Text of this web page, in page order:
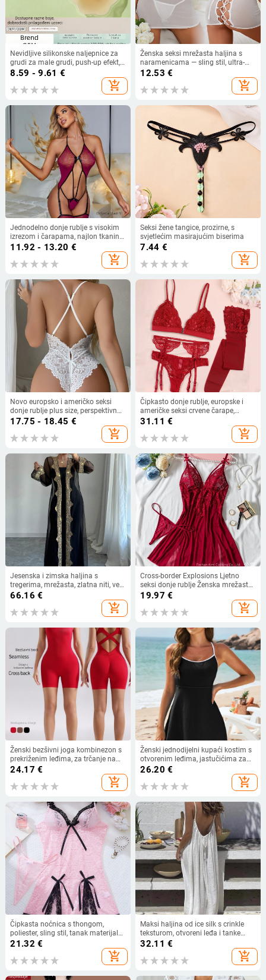
Nevidljive silikonske naljepnice za
grudi za male grudi, push-up efekt,
prozirni ulošci u grudnjak
8.59 - 9.61 €
add_shopping_cart
Ženska seksi mrežasta haljina s
naramenicama — sling stil, ultra-
tanki poliester, 90–95% glavnog
12.53 €
add_shopping_cart
Jednodelno donje rublje s visokim
izrezom i čarapama, najlon tkanina,
90–95% najlona, 161–180 g/m2,
dekolte koji otkriva grudi, proljeće
2025
11.92 - 13.20 €
add_shopping_cart
Seksi žene tangice, prozirne, s
svjetlećim masirajućim biserima
7.44 €
add_shopping_cart
Novo europsko i američko seksi
donje rublje plus size, perspektivno
seksi čipkasto otvoreno međunožje
s mašnom, spojeno donje rublje
17.75 - 18.45 €
add_shopping_cart
Čipkasto donje rublje, europske i
američke seksi crvene čarape,
podvezica, četverodijelno donje
rublje s prednjim gumbima, tange
31.11 €
add_shopping_cart
Jesenska i zimska haljina s
tregerima, mrežasta, zlatna niti, vez,
jakna, kardigan, dvodijelna haljina,
66.16 €
add_shopping_cart
Cross-border Explosions Ljetno
seksi donje rublje Ženska mrežasta
spavaćica Crvena čipka s vezom
19.97 €
add_shopping_cart
Ženski bezšivni joga kombinezon s
prekriženim leđima, za trčanje na
otvorenom, upija vlagu, 90% najlon,
10% spandeks, uklonjive jastuke za
prsa, ljeto 2025
24.17 €
add_shopping_cart
Ženski jednodijelni kupaći kostim s
otvorenim leđima, jastučićima za
prsa, visokom elastičnošću i
izdržljivim poliesterom, bez rukava.
26.20 €
add_shopping_cart
Čipkasta noćnica s thongom,
poliester, sling stil, tanak materijal
101–120 g/m², postotak poliester
21.32 €
add_shopping_cart
Maksi haljina od ice silk s crinkle
teksturom, otvoreni leđa i tanke
naramenice, plisirana
32.11 €
add_shopping_cart